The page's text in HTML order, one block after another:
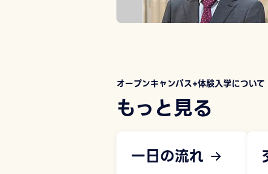
オープンキャンパス+体験入学について
もっと見る
一日の流れ